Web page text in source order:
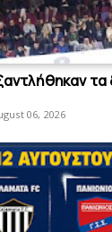
τα
06, 2026